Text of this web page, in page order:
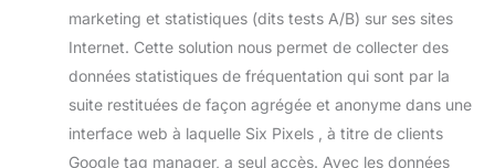
marketing et statistiques (dits tests A/B) sur ses sites
Internet. Cette solution nous permet de collecter des
données statistiques de fréquentation qui sont par la
suite restituées de façon agrégée et anonyme dans une
interface web à laquelle Six Pixels , à titre de clients
Google tag manager, a seul accès. Avec les données